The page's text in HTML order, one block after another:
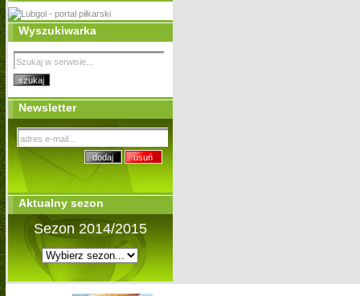
Wyszukiwarka
Newsletter
Aktualny sezon
Sezon 2014/2015